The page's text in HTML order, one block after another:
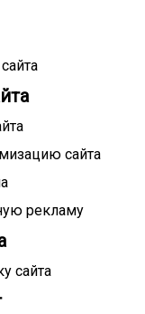
сайта
рекламу
сайта